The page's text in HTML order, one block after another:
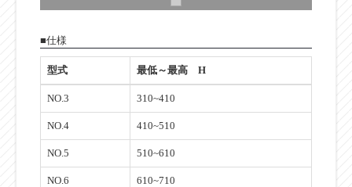
■仕様
型式 最低～最高 H
NO.3 310~410
NO.4 410~510
NO.5 510~610
NO.6 610~710